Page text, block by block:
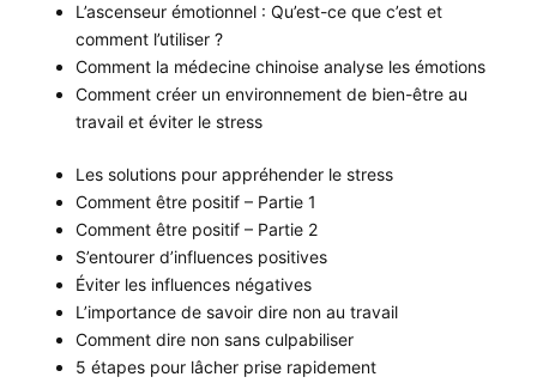
L’ascenseur émotionnel : Qu’est-ce que c’est et
comment l’utiliser ?
Comment la médecine chinoise analyse les émotions
Comment créer un environnement de bien-être au
travail et éviter le stress
Les solutions pour appréhender le stress
Comment être positif – Partie 1
Comment être positif – Partie 2
S’entourer d’influences positives
Éviter les influences négatives
L’importance de savoir dire non au travail
Comment dire non sans culpabiliser
5 étapes pour lâcher prise rapidement